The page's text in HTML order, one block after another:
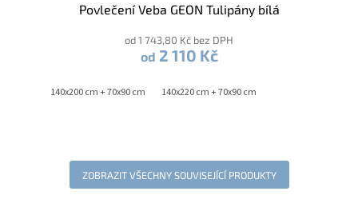
Povlečení Veba GEON Tulipány bílá
od 1 743,80 Kč bez DPH
od 2 110 Kč
140x200 cm + 70x90 cm 140x220 cm + 70x90 cm
ZOBRAZIT VŠECHNY SOUVISEJÍCÍ PRODUKTY